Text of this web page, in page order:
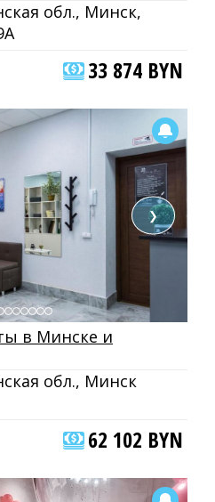
обл., Минск,
33 874 BYN
❯
в Минске и
обл., Минск
62 102 BYN